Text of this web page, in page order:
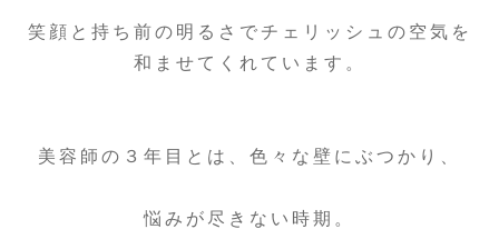
笑顔と持ち前の明るさでチェリッシュの空気を
和ませてくれています。
美容師の３年目とは、色々な壁にぶつかり、
悩みが尽きない時期。